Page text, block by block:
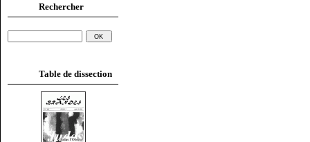
Rechercher
Table de dissection